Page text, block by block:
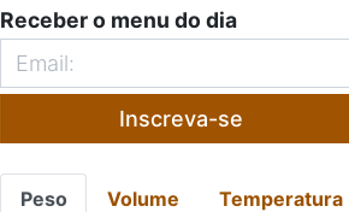
Receber o menu do dia
Inscreva-se
Peso Volume Temperatura